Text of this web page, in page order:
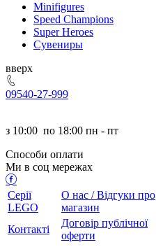
Minifigures
Speed Champions
Super Heroes
Сувениры
ерх
09540-27-999
з 10:00 по 18:00 пн - пт
Способи оплати
Ми в соц мережах
Серії
LEGO
О нас / Відгуки про
магазин
Контакті
Договір публічної
оферти